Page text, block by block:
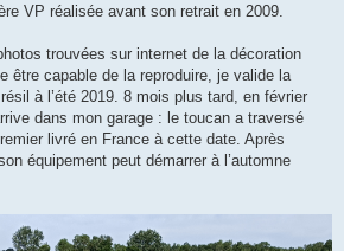
VP réalisée avant son retrait en 2009.
trouvées sur internet de la décoration
être capable de la reproduire, je valide la
à l’été 2019. 8 mois plus tard, en février
dans mon garage : le toucan a traversé
livré en France à cette date. Après
équipement peut démarrer à l’automne